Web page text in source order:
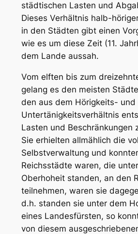
städtischen Lasten und
Dieses Verhältnis halb-
in den Städten gibt einen
wie es um diese Zeit (11.
dem Lande aussah.
Vom elften bis zum
gelang es den meisten
den aus dem Hörigkeits- und
Untertänigkeitsverhältnis
Lasten und Beschränkungen
Sie erhielten allmählich die
Selbstverwaltung und
Reichsstädte waren, die
Oberhoheit standen, an den
teilnehmen, waren sie
d.h. standen sie unter dem
eines Landesfürsten, so
von diesem